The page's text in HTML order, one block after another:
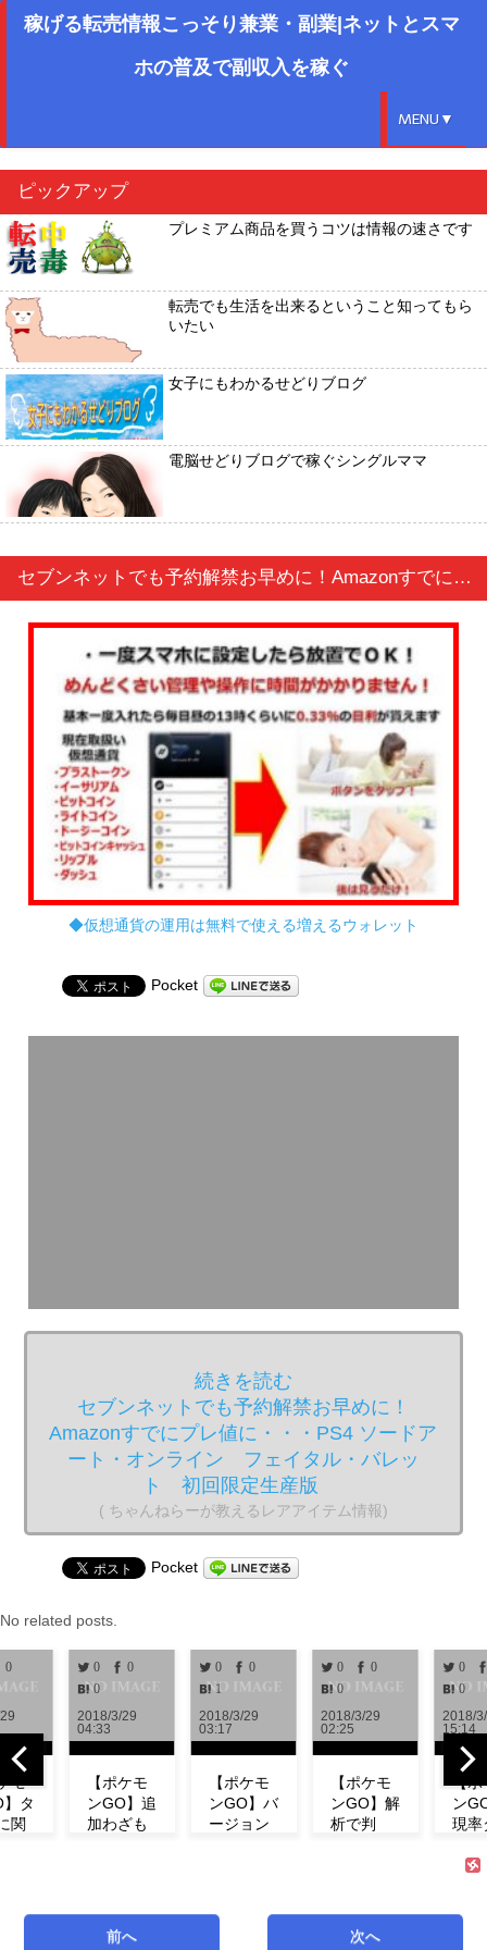
稼げる転売情報こっそり兼業・副業|ネットとスマ
ホの普及で副収入を稼ぐ
MENU▼
ピックアップ
プレミアム商品を買うコツは情報の速さです
転売でも生活を出来るということ知ってもら
いたい
女子にもわかるせどりブログ
電脳せどりブログで稼ぐシングルママ
セブンネットでも予約解禁お早めに！Amazonすでにプレ値に・・・PS4 ソードアート・オンライン フェイタル・バレット 初回限定生産版
◆仮想通貨の運用は無料で使える増えるウォレット
Pocket
続きを読む
セブンネットでも予約解禁お早めに！
Amazonすでにプレ値に・・・PS4 ソードア
ート・オンライン フェイタル・バレッ
ト 初回限定生産版
( ちゃんねらーが教えるレアアイテム情報)
Pocket
No related posts.
タ
0
0
0
2018/3/29
04:33
【ポケモ
ンGO】追
加わざも
紹介！
0
0
1
2018/3/29
03:17
【ポケモ
ンGO】バ
ージョン
0
0
0
2018/3/29
02:25
【ポケモ
ンGO】解
析で判
報酬一覧
0
0
2018/3/
15:14
【ポ
ン
現率
ベン
前へ 次へ